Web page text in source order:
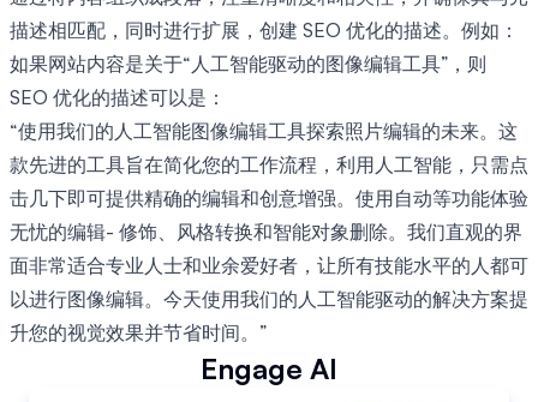
描述相匹配，同时进行扩展，创建 SEO 优化的描述。例如：
如果网站内容是关于“人工智能驱动的图像编辑工具”，则
SEO 优化的描述可以是：
“使用我们的人工智能图像编辑工具探索照片编辑的未来。这
款先进的工具旨在简化您的工作流程，利用人工智能，只需点
击几下即可提供精确的编辑和创意增强。使用自动等功能体验
无忧的编辑- 修饰、风格转换和智能对象删除。我们直观的界
面非常适合专业人士和业余爱好者，让所有技能水平的人都可
以进行图像编辑。今天使用我们的人工智能驱动的解决方案提
升您的视觉效果并节省时间。”
Engage AI